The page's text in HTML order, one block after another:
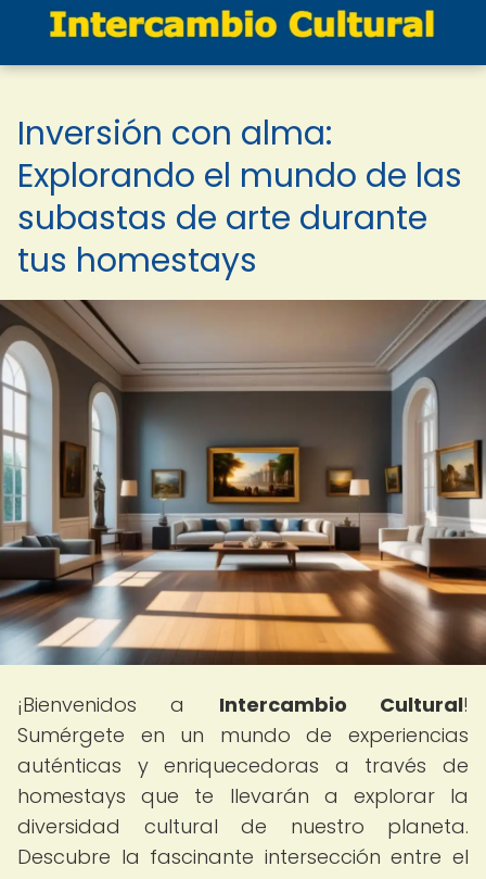
Inversión con alma:
Explorando el mundo de las
subastas de arte durante
tus homestays
¡Bienvenidos a Intercambio Cultural!
Sumérgete en un mundo de experiencias
auténticas y enriquecedoras a través de
homestays que te llevarán a explorar la
diversidad cultural de nuestro planeta.
Descubre la fascinante intersección entre el